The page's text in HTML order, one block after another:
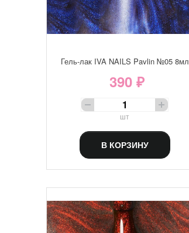
Гель-лак IVA NAILS Pavlin №05 8мл
390 ₽
шт
В КОРЗИНУ